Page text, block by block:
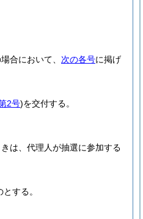
合において、 次の各号に掲げ
2号)を交付する。
は、代理人が抽選に参加する
する。